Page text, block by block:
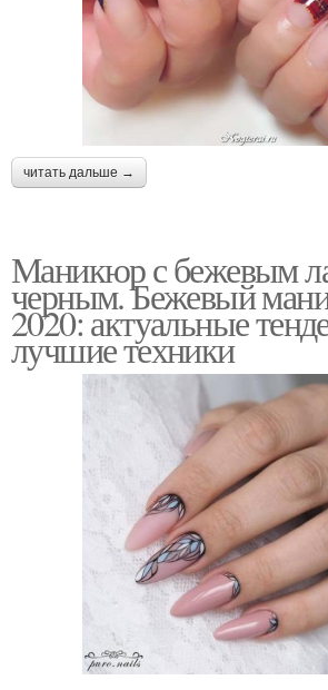
читать дальше →
Маникюр с бежевым
черным. Бежевый
2020: актуальные
лучшие техники